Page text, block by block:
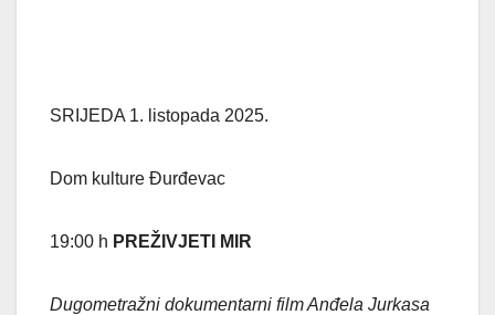
SRIJEDA 1. listopada 2025.
Dom kulture Đurđevac
19:00 h PREŽIVJETI MIR
Dugometražni dokumentarni film Anđela Jurkasa